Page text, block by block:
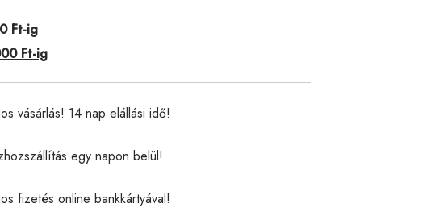
Ft-ig
Ft-ig
vásárlás! 14 nap elállási idő!
egy napon belül!
fizetés online bankkártyával!